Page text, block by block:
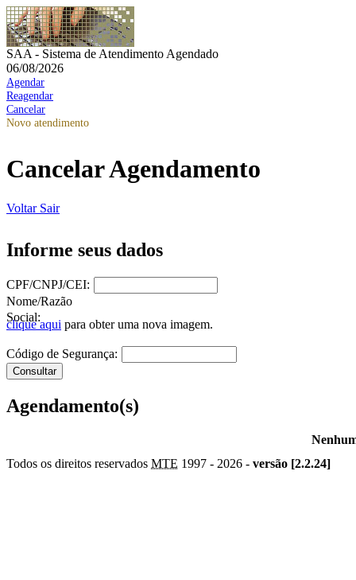
SAA - Sistema de Atendimento Agendado
06/08/2026
Agendar
Reagendar
Cancelar
Novo atendimento
Cancelar Agendamento
Voltar Sair
Informe seus dados
CPF/CNPJ/CEI:
Nome/Razão
Social:
clique aqui para obter uma nova imagem.
Código de Segurança:
Agendamento(s)
Todos os direitos reservados MTE 1997 - 2026 - versão [2.2.24]